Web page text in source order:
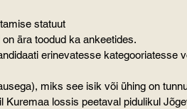
statuut
on ära toodud ka ankeetides.
miks see isik või ühing on